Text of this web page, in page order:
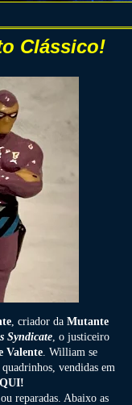
Clássico!
, criador da Mutante
Syndicate , o justiceiro
Valente . William se
quadrinhos, vendidas em
reparadas. Abaixo as